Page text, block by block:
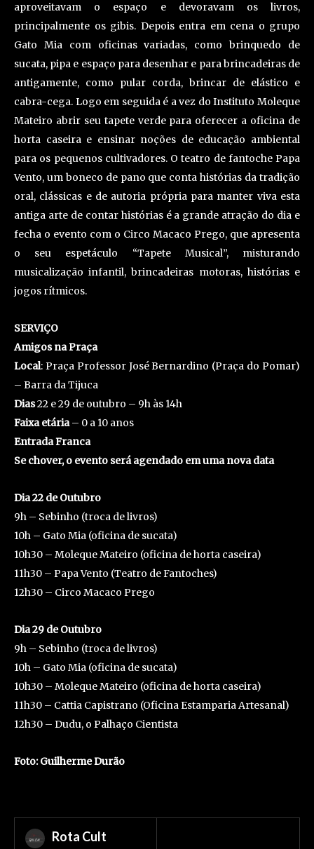
aproveitavam o espaço e devoravam os livros,
principalmente os gibis. Depois entra em cena o grupo
Gato Mia com oficinas variadas, como brinquedo de
sucata, pipa e espaço para desenhar e para brincadeiras de
antigamente, como pular corda, brincar de elástico e
cabra-cega. Logo em seguida é a vez do Instituto Moleque
Mateiro abrir seu tapete verde para oferecer a oficina de
horta caseira e ensinar noções de educação ambiental
para os pequenos cultivadores. O teatro de fantoche Papa
Vento, um boneco de pano que conta histórias da tradição
oral, clássicas e de autoria própria para manter viva esta
antiga arte de contar histórias é a grande atração do dia e
fecha o evento com o Circo Macaco Prego, que apresenta
o seu espetáculo “Tapete Musical”, misturando
musicalização infantil, brincadeiras motoras, histórias e
jogos rítmicos.
SERVIÇO
Amigos na Praça
Local: Praça Professor José Bernardino (Praça do Pomar)
– Barra da Tijuca
Dias22 e 29 de outubro – 9h às 14h
Faixa etária– 0 a 10 anos
Entrada Franca
Se chover, o evento será agendado em uma nova data
Dia 22 de Outubro
9h – Sebinho (troca de livros)
10h – Gato Mia (oficina de sucata)
10h30 – Moleque Mateiro (oficina de horta caseira)
11h30 – Papa Vento (Teatro de Fantoches)
12h30 – Circo Macaco Prego
Dia 29 de Outubro
9h – Sebinho (troca de livros)
10h – Gato Mia (oficina de sucata)
10h30 – Moleque Mateiro (oficina de horta caseira)
11h30 – Cattia Capistrano (Oficina Estamparia Artesanal)
12h30 – Dudu, o Palhaço Cientista
Foto: Guilherme Durão
Rota Cult